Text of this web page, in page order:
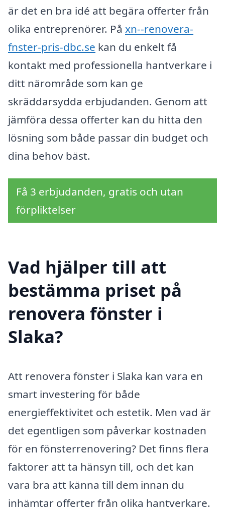
är det en bra idé att begära offerter från
olika entreprenörer. På xn--renovera-
fnster-pris-dbc.se kan du enkelt få
kontakt med professionella hantverkare i
ditt närområde som kan ge
skräddarsydda erbjudanden. Genom att
jämföra dessa offerter kan du hitta den
lösning som både passar din budget och
dina behov bäst.
Få 3 erbjudanden, gratis och utan
förpliktelser
Vad hjälper till att
bestämma priset på
renovera fönster i
Slaka?
Att renovera fönster i Slaka kan vara en
smart investering för både
energieffektivitet och estetik. Men vad är
det egentligen som påverkar kostnaden
för en fönsterrenovering? Det finns flera
faktorer att ta hänsyn till, och det kan
vara bra att känna till dem innan du
inhämtar offerter från olika hantverkare.